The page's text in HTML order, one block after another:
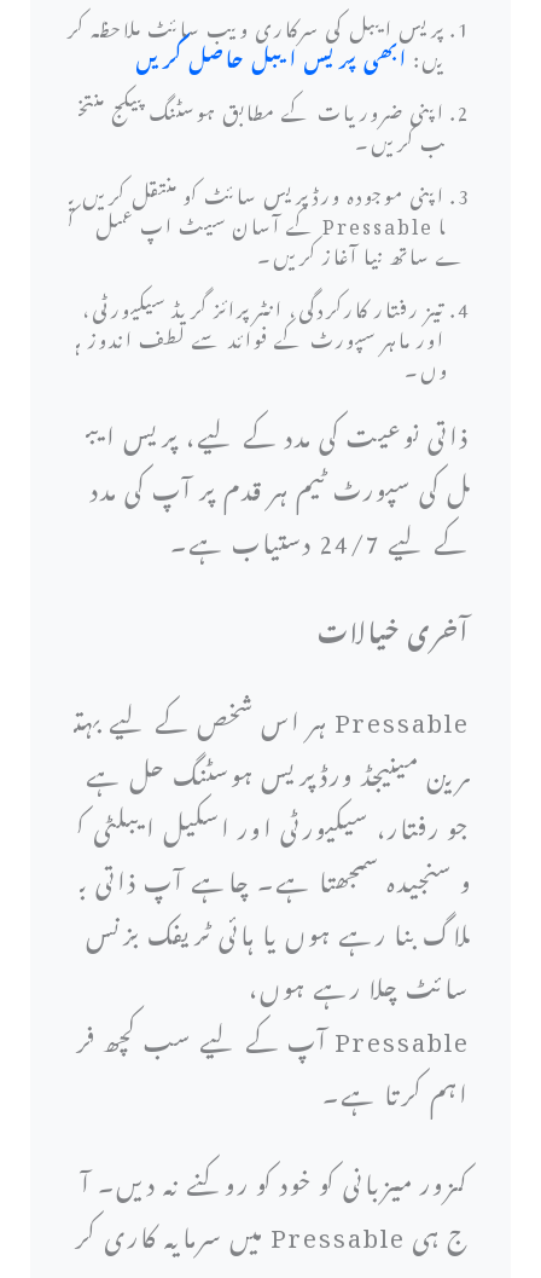
پریس ایبل کی سرکاری ویب سائٹ ملاحظہ کر
یں:ابھی پریس ایبل حاصل کریں
اپنی ضروریات کے مطابق ہوسٹنگ پیکج منتخ
ب کریں۔
اپنی موجودہ ورڈپریس سائٹ کو منتقل کریں ی
ا Pressable کے آسان سیٹ اپ عمل ک
ے ساتھ نیا آغاز کریں۔
تیز رفتار کارکردگی، انٹرپرائز گریڈ سیکیورٹی،
اور ماہر سپورٹ کے فوائد سے لطف اندوز ہ
وں۔
ذاتی نوعیت کی مدد کے لیے، پریس ایب
ل کی سپورٹ ٹیم ہر قدم پر آپ کی مدد
کے لیے 24/7 دستیاب ہے۔
آخری خیالات
Pressable ہر اس شخص کے لیے بہت
رین مینیجڈ ورڈپریس ہوسٹنگ حل ہے
جو رفتار، سیکیورٹی اور اسکیل ایبلٹی ک
و سنجیدہ سمجھتا ہے۔ چاہے آپ ذاتی ب
لاگ بنا رہے ہوں یا ہائی ٹریفک بزنس
سائٹ چلا رہے ہوں،
Pressable آپ کے لیے سب کچھ فر
اہم کرتا ہے۔
کمزور میزبانی کو خود کو روکنے نہ دیں۔ آ
ج ہی Pressable میں سرمایہ کاری کر